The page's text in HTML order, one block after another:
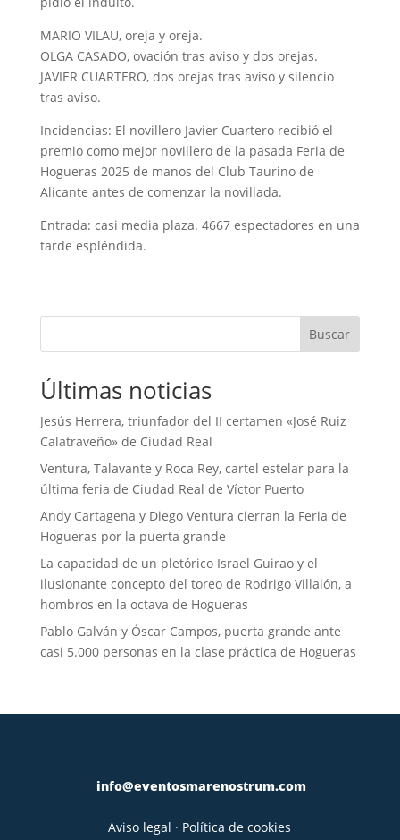
MARIO VILAU, oreja y oreja.
OLGA CASADO, ovación tras aviso y dos orejas.
JAVIER CUARTERO, dos orejas tras aviso y silencio
tras aviso.
Incidencias: El novillero Javier Cuartero recibió el
premio como mejor novillero de la pasada Feria de
Hogueras 2025 de manos del Club Taurino de
Alicante antes de comenzar la novillada.
Entrada: casi media plaza. 4667 espectadores en una
tarde espléndida.
Buscar
Últimas noticias
Jesús Herrera, triunfador del II certamen «José Ruiz
Calatraveño» de Ciudad Real
Ventura, Talavante y Roca Rey, cartel estelar para la
última feria de Ciudad Real de Víctor Puerto
Andy Cartagena y Diego Ventura cierran la Feria de
Hogueras por la puerta grande
La capacidad de un pletórico Israel Guirao y el
ilusionante concepto del toreo de Rodrigo Villalón, a
hombros en la octava de Hogueras
Pablo Galván y Óscar Campos, puerta grande ante
casi 5.000 personas en la clase práctica de Hogueras
info@eventosmarenostrum.com
Aviso legal · Política de cookies